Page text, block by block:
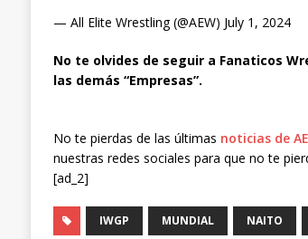
— All Elite Wrestling (@AEW) July 1, 2024
No te olvides de seguir a Fanaticos
las demás “Empresas”.
No te pierdas de las últimas noticias de
nuestras redes sociales para que no te
[ad_2]
IWGP MUNDIAL NAITO